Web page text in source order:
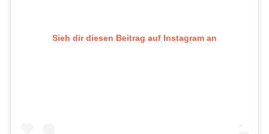
Sieh dir diesen Beitrag auf Instagram an